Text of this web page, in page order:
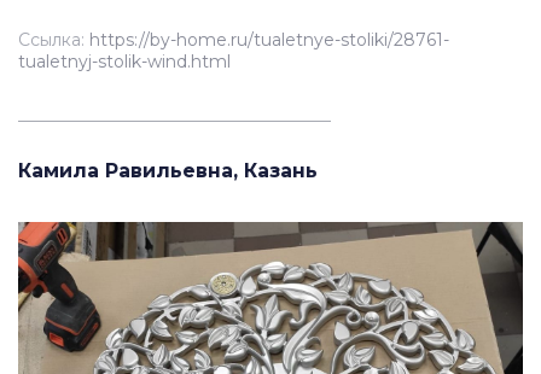
Ссылка: https://by-home.ru/tualetnye-stoliki/28761-
tualetnyj-stolik-wind.html
Камила Равильевна, Казань